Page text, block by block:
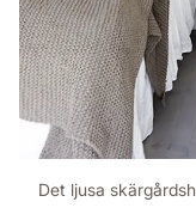
Det ljusa